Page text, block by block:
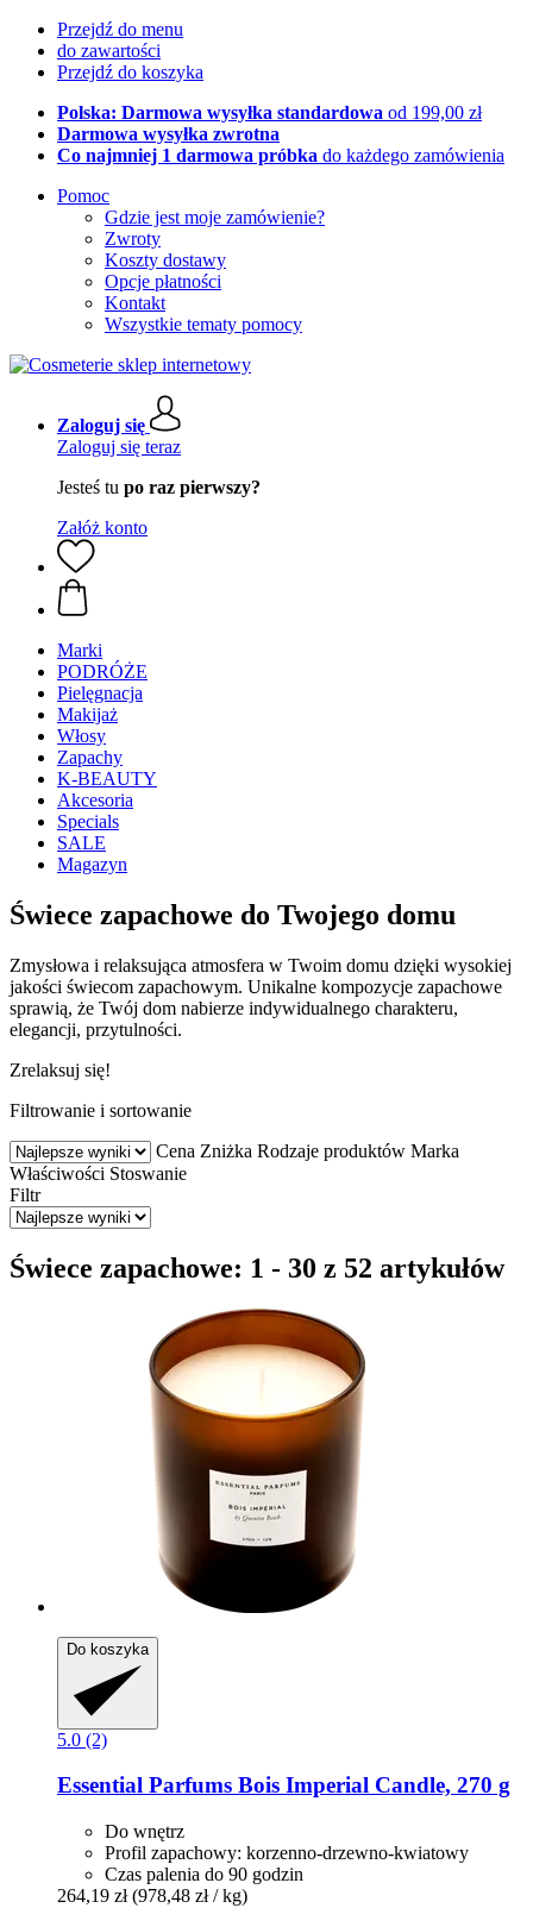
Przejdź do menu
do zawartości
Przejdź do koszyka
Polska: Darmowa wysyłka standardowa od 199,00 zł
Darmowa wysyłka zwrotna
Co najmniej 1 darmowa próbka do każdego zamówienia
Pomoc
Gdzie jest moje zamówienie?
Zwroty
Koszty dostawy
Opcje płatności
Kontakt
Wszystkie tematy pomocy
Zaloguj się
Zaloguj się teraz
Jesteś tu po raz pierwszy?
Załóż konto
Marki
PODRÓŻE
Pielęgnacja
Makijaż
Włosy
Zapachy
K-BEAUTY
Akcesoria
Specials
SALE
Magazyn
Świece zapachowe do Twojego domu
Zmysłowa i relaksująca atmosfera w Twoim domu dzięki wysokiej
jakości świecom zapachowym. Unikalne kompozycje zapachowe
sprawią, że Twój dom nabierze indywidualnego charakteru,
elegancji, przytulności.
Zrelaksuj się!
Filtrowanie i sortowanie
Cena Zniżka Rodzaje produktów Marka
Właściwości Stoswanie
Filtr
Świece zapachowe: 1 - 30 z 52 artykułów
Do koszyka
5.0 (2)
Essential Parfums Bois Imperial Candle, 270 g
Do wnętrz
Profil zapachowy: korzenno-drzewno-kwiatowy
Czas palenia do 90 godzin
264,19 zł (978,48 zł / kg)